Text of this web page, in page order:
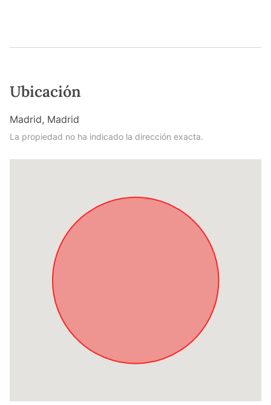
Ubicación
Madrid, Madrid
La propiedad no ha indicado la dirección exacta.